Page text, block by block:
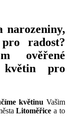
radost?
ověřené
květin pro
květinu Vašim
Litoměřice a to